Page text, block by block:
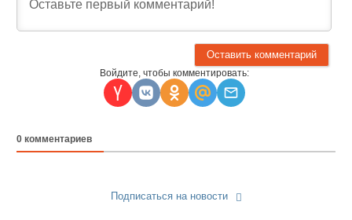
Войдите, чтобы комментировать:
0 комментариев
Подписаться на новости